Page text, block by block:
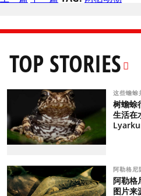
TOP STORIES
这些蟾蜍
树蟾蜍
生活在
阿勒格尼
阿勒格
图片